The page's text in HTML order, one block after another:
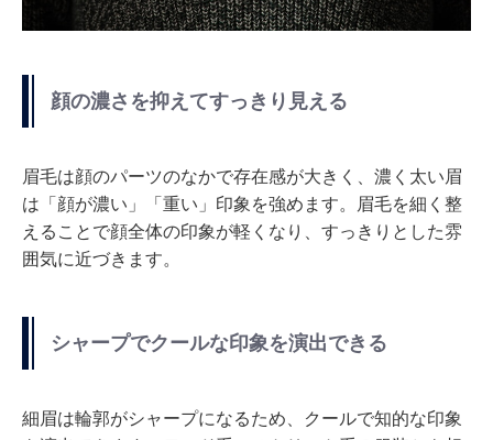
顔の濃さを抑えてすっきり見える
眉毛は顔のパーツのなかで存在感が大きく、濃く太い眉
は「顔が濃い」「重い」印象を強めます。眉毛を細く整
えることで顔全体の印象が軽くなり、すっきりとした雰
囲気に近づきます。
シャープでクールな印象を演出できる
細眉は輪郭がシャープになるため、クールで知的な印象